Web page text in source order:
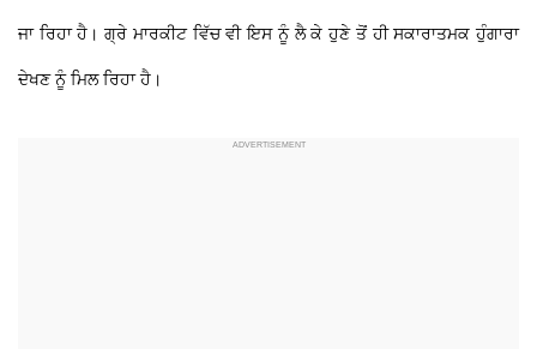
ਜਾ ਰਿਹਾ ਹੈ। ਗ੍ਰੇ ਮਾਰਕੀਟ ਵਿੱਚ ਵੀ ਇਸ ਨੂੰ ਲੈ ਕੇ ਹੁਣੇ ਤੋਂ ਹੀ ਸਕਾਰਾਤਮਕ ਹੁੰਗਾਰਾ
ਦੇਖਣ ਨੂੰ ਮਿਲ ਰਿਹਾ ਹੈ।